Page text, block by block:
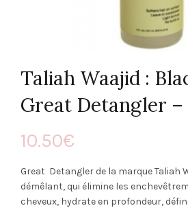
Taliah Waajid :
Great Detangler –
10.50€
Great Detangler de la marque Taliah
démêlant, qui élimine les
cheveux, hydrate en profondeur,